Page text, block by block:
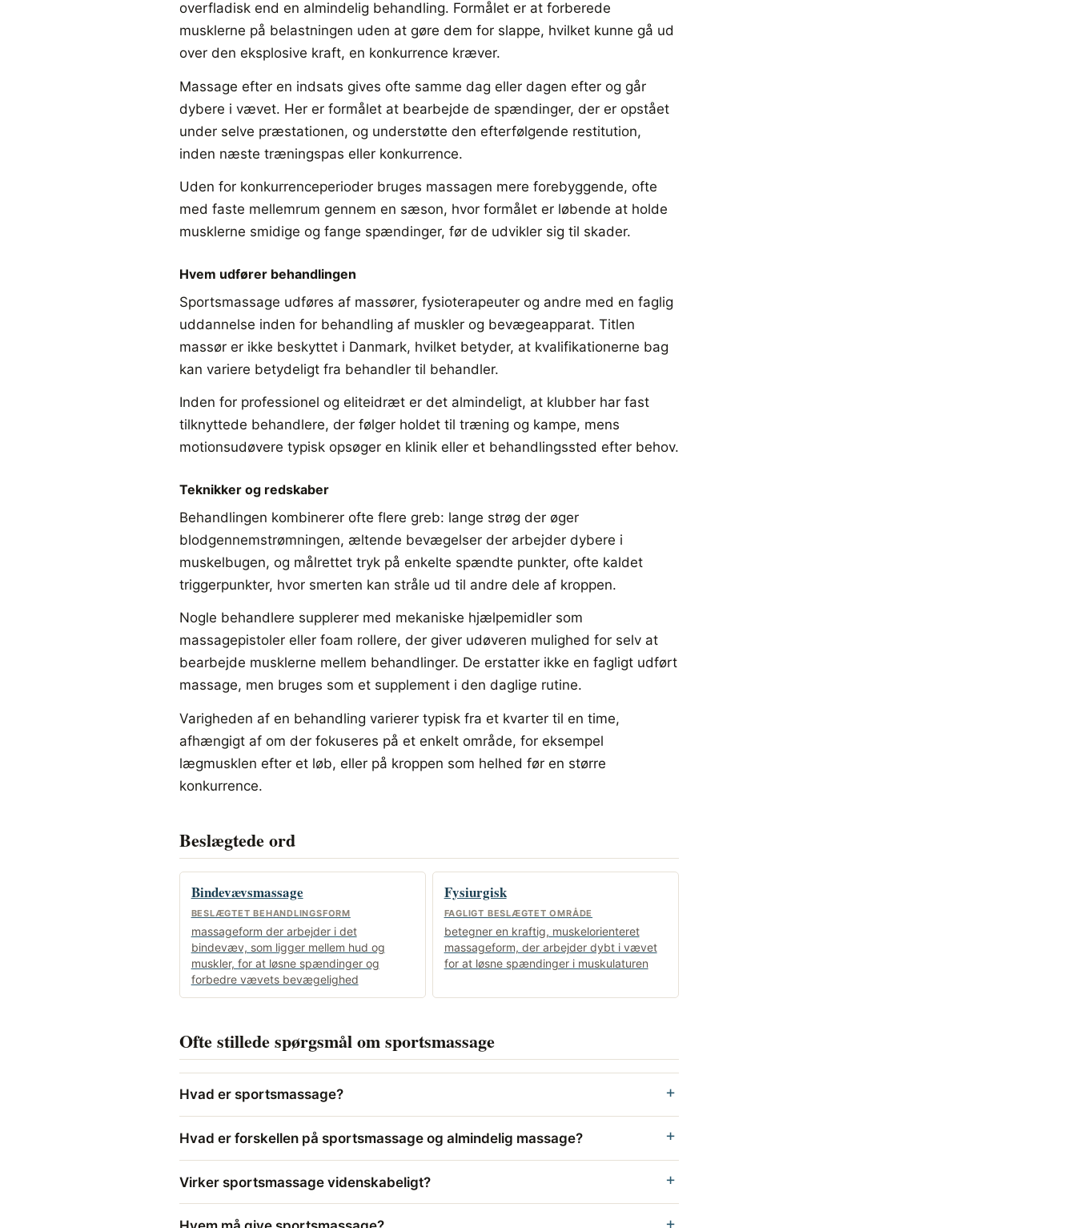
overfladisk end en almindelig behandling. Formålet er at forberede
musklerne på belastningen uden at gøre dem for slappe, hvilket kunne gå ud
over den eksplosive kraft, en konkurrence kræver.
Massage efter en indsats gives ofte samme dag eller dagen efter og går
dybere i vævet. Her er formålet at bearbejde de spændinger, der er opstået
under selve præstationen, og understøtte den efterfølgende restitution,
inden næste træningspas eller konkurrence.
Uden for konkurrenceperioder bruges massagen mere forebyggende, ofte
med faste mellemrum gennem en sæson, hvor formålet er løbende at holde
musklerne smidige og fange spændinger, før de udvikler sig til skader.
Hvem udfører behandlingen
Sportsmassage udføres af massører, fysioterapeuter og andre med en faglig
uddannelse inden for behandling af muskler og bevægeapparat. Titlen
massør er ikke beskyttet i Danmark, hvilket betyder, at kvalifikationerne bag
kan variere betydeligt fra behandler til behandler.
Inden for professionel og eliteidræt er det almindeligt, at klubber har fast
tilknyttede behandlere, der følger holdet til træning og kampe, mens
motionsudøvere typisk opsøger en klinik eller et behandlingssted efter behov.
Teknikker og redskaber
Behandlingen kombinerer ofte flere greb: lange strøg der øger
blodgennemstrømningen, æltende bevægelser der arbejder dybere i
muskelbugen, og målrettet tryk på enkelte spændte punkter, ofte kaldet
triggerpunkter, hvor smerten kan stråle ud til andre dele af kroppen.
Nogle behandlere supplerer med mekaniske hjælpemidler som
massagepistoler eller foam rollere, der giver udøveren mulighed for selv at
bearbejde musklerne mellem behandlinger. De erstatter ikke en fagligt udført
massage, men bruges som et supplement i den daglige rutine.
Varigheden af en behandling varierer typisk fra et kvarter til en time,
afhængigt af om der fokuseres på et enkelt område, for eksempel
lægmusklen efter et løb, eller på kroppen som helhed før en større
konkurrence.
Beslægtede ord
Bindevævsmassage
BESLÆGTET BEHANDLINGSFORM
massageform der arbejder i det
bindevæv, som ligger mellem hud og
muskler, for at løsne spændinger og
forbedre vævets bevægelighed
Fysiurgisk
FAGLIGT BESLÆGTET OMRÅDE
betegner en kraftig, muskelorienteret
massageform, der arbejder dybt i vævet
for at løsne spændinger i muskulaturen
Ofte stillede spørgsmål om sportsmassage
Hvad er sportsmassage?
Hvad er forskellen på sportsmassage og almindelig massage?
Virker sportsmassage videnskabeligt?